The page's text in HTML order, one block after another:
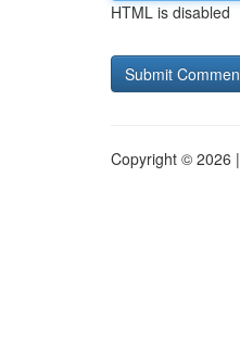
HTML is disabled
Copyright © 2026 |